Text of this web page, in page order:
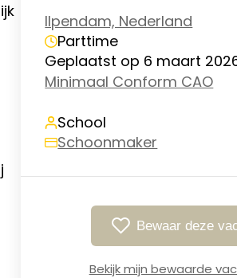
Ilpendam, Nederland
Parttime
Geplaatst op 6 maart
Minimaal Conform CAO
School
Schoonmaker
Bewaar deze
Bekijk mijn bewaarde